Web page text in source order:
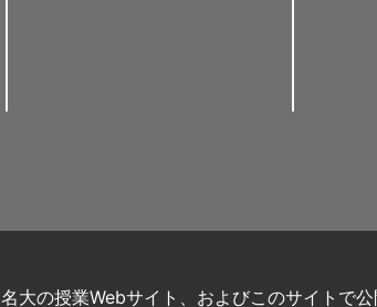
名大の授業Webサイト、およびこのサイトで公